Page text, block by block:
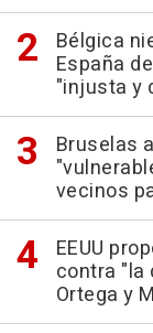
Bélgica
España
"injusta y
Bruselas
vecinos
EEUU
contra "la
Ortega y